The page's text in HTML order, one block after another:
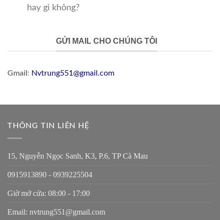
hay gì không?
GỬI MAIL CHO CHÚNG TÔI
Gmail : Nvtrung551@gmail.com
THÔNG TIN LIÊN HỆ
15, Nguyễn Ngọc Sanh, K3, P.6, TP Cà Mau
0915913890 - 0939225504
Giờ mở cửa: 08:00 - 17:00
Email: nvtrung551@gmail.com